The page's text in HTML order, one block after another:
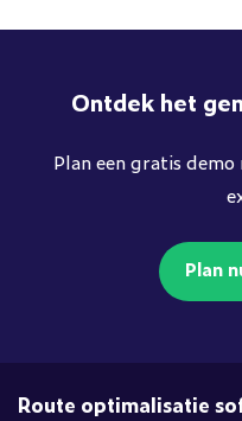
Ontdek het
Plan een gratis
Plan
Route optimalisatie